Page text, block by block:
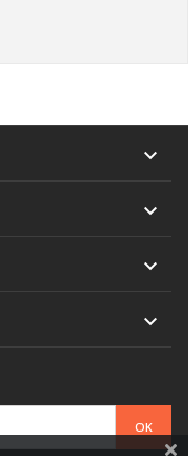



